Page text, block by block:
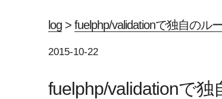
log> fuelphp/validationで独自のル
2015-10-22
fuelphp/validationで